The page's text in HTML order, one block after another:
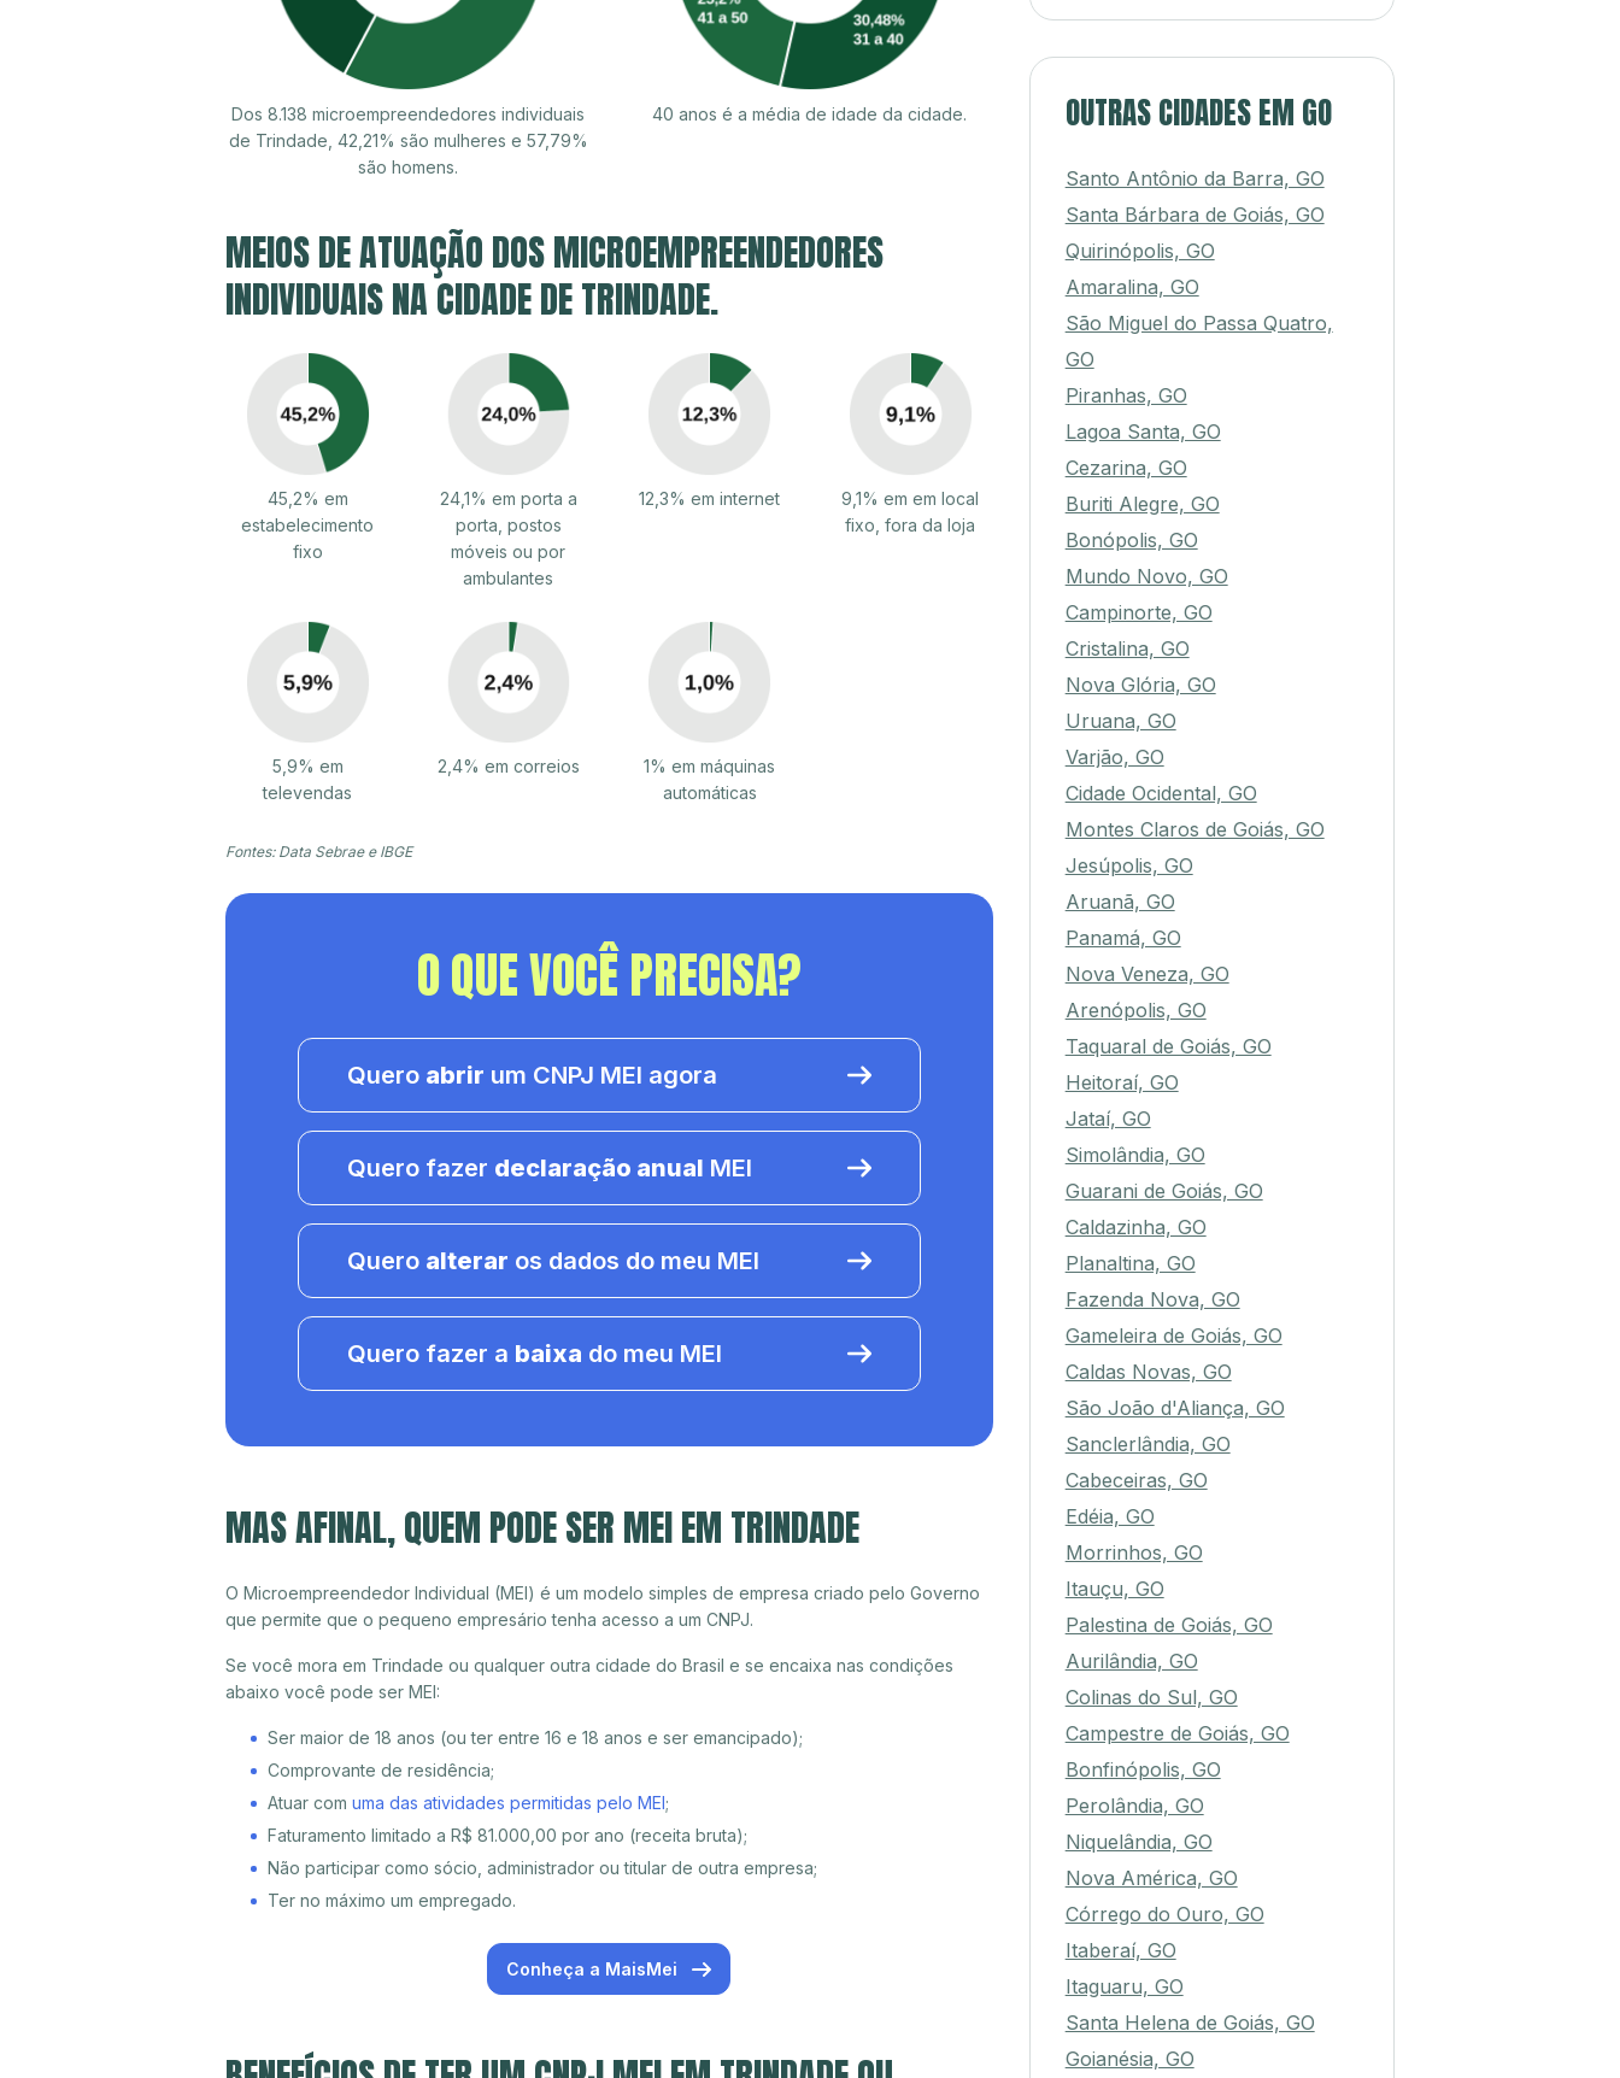
Dos 8.138 microempreendedores individuais
de Trindade, 42,21% são mulheres e 57,79%
são homens.
40 anos é a média de idade da cidade.
MEIOS DE ATUAÇÃO DOS MICROEMPREENDEDORES
INDIVIDUAIS NA CIDADE DE TRINDADE.
45,2% em
estabelecimento
fixo
24,1% em porta a
porta, postos
móveis ou por
ambulantes
12,3% em internet
9,1% em em local
fixo, fora da loja
5,9% em
televendas
2,4% em correios
1% em máquinas
automáticas
Fontes: Data Sebrae e IBGE
O QUE VOCÊ PRECISA?
Quero abrir um CNPJ MEI agora
Quero fazer declaração anual MEI
Quero alterar os dados do meu MEI
Quero fazer a baixa do meu MEI
MAS AFINAL, QUEM PODE SER MEI EM TRINDADE
O Microempreendedor Individual (MEI) é um modelo simples de empresa criado pelo Governo
que permite que o pequeno empresário tenha acesso a um CNPJ.
Se você mora em Trindade ou qualquer outra cidade do Brasil e se encaixa nas condições
abaixo você pode ser MEI:
Ser maior de 18 anos (ou ter entre 16 e 18 anos e ser emancipado);
Comprovante de residência;
Atuar com uma das atividades permitidas pelo MEI;
Faturamento limitado a R$ 81.000,00 por ano (receita bruta);
Não participar como sócio, administrador ou titular de outra empresa;
Ter no máximo um empregado.
Conheça a MaisMei
OUTRAS CIDADES EM GO
Santo Antônio da Barra, GO
Santa Bárbara de Goiás, GO
Quirinópolis, GO
Amaralina, GO
São Miguel do Passa Quatro,
GO
Piranhas, GO
Lagoa Santa, GO
Cezarina, GO
Buriti Alegre, GO
Bonópolis, GO
Mundo Novo, GO
Campinorte, GO
Cristalina, GO
Nova Glória, GO
Uruana, GO
Varjão, GO
Cidade Ocidental, GO
Montes Claros de Goiás, GO
Jesúpolis, GO
Aruanã, GO
Panamá, GO
Nova Veneza, GO
Arenópolis, GO
Taquaral de Goiás, GO
Heitoraí, GO
Jataí, GO
Simolândia, GO
Guarani de Goiás, GO
Caldazinha, GO
Planaltina, GO
Fazenda Nova, GO
Gameleira de Goiás, GO
Caldas Novas, GO
São João d'Aliança, GO
Sanclerlândia, GO
Cabeceiras, GO
Edéia, GO
Morrinhos, GO
Itauçu, GO
Palestina de Goiás, GO
Aurilândia, GO
Colinas do Sul, GO
Campestre de Goiás, GO
Bonfinópolis, GO
Perolândia, GO
Niquelândia, GO
Nova América, GO
Córrego do Ouro, GO
Itaberaí, GO
Itaguaru, GO
Santa Helena de Goiás, GO
Goianésia, GO